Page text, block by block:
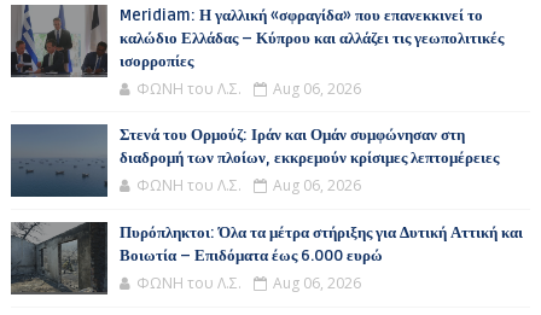
Meridiam: Η γαλλική «σφραγίδα» που επανεκκινεί το
καλώδιο Ελλάδας – Κύπρου και αλλάζει τις γεωπολιτικές
ισορροπίες
ΦΩΝΗ του Λ.Σ. Aug 06, 2026
Στενά του Ορμούζ: Ιράν και Ομάν συμφώνησαν στη
διαδρομή των πλοίων, εκκρεμούν κρίσιμες λεπτομέρειες
ΦΩΝΗ του Λ.Σ. Aug 06, 2026
Πυρόπληκτοι: Όλα τα μέτρα στήριξης για Δυτική Αττική και
Βοιωτία – Επιδόματα έως 6.000 ευρώ
ΦΩΝΗ του Λ.Σ. Aug 06, 2026